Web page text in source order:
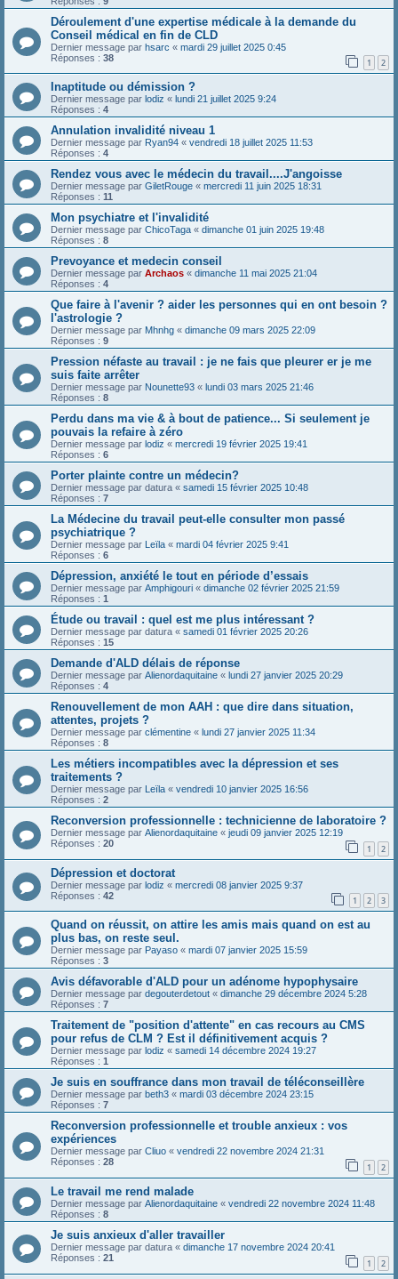
Déroulement d'une expertise médicale à la demande du
Conseil médical en fin de CLD
Dernier message par hsarc « mardi 29 juillet 2025 0:45
Réponses : 38 1 2
Inaptitude ou démission ?
Dernier message par lodiz « lundi 21 juillet 2025 9:24
Réponses : 4
Annulation invalidité niveau 1
Dernier message par Ryan94 « vendredi 18 juillet 2025 11:53
Réponses : 4
Rendez vous avec le médecin du travail....J'angoisse
Dernier message par GiletRouge « mercredi 11 juin 2025 18:31
Réponses : 11
Mon psychiatre et l'invalidité
Dernier message par ChicoTaga « dimanche 01 juin 2025 19:48
Réponses : 8
Prevoyance et medecin conseil
Dernier message par Archaos « dimanche 11 mai 2025 21:04
Réponses : 4
Que faire à l'avenir ? aider les personnes qui en ont besoin ?
l'astrologie ?
Dernier message par Mhnhg « dimanche 09 mars 2025 22:09
Réponses : 9
Pression néfaste au travail : je ne fais que pleurer er je me
suis faite arrêter
Dernier message par Nounette93 « lundi 03 mars 2025 21:46
Réponses : 8
Perdu dans ma vie & à bout de patience... Si seulement je
pouvais la refaire à zéro
Dernier message par lodiz « mercredi 19 février 2025 19:41
Réponses : 6
Porter plainte contre un médecin?
Dernier message par datura « samedi 15 février 2025 10:48
Réponses : 7
La Médecine du travail peut-elle consulter mon passé
psychiatrique ?
Dernier message par Leïla « mardi 04 février 2025 9:41
Réponses : 6
Dépression, anxiété le tout en période d’essais
Dernier message par Amphigouri « dimanche 02 février 2025 21:59
Réponses : 1
Étude ou travail : quel est me plus intéressant ?
Dernier message par datura « samedi 01 février 2025 20:26
Réponses : 15
Demande d'ALD délais de réponse
Dernier message par Alienordaquitaine « lundi 27 janvier 2025 20:29
Réponses : 4
Renouvellement de mon AAH : que dire dans situation,
attentes, projets ?
Dernier message par clémentine « lundi 27 janvier 2025 11:34
Réponses : 8
Les métiers incompatibles avec la dépression et ses
traitements ?
Dernier message par Leïla « vendredi 10 janvier 2025 16:56
Réponses : 2
Reconversion professionnelle : technicienne de laboratoire ?
Dernier message par Alienordaquitaine « jeudi 09 janvier 2025 12:19
Réponses : 20 1 2
Dépression et doctorat
Dernier message par lodiz « mercredi 08 janvier 2025 9:37
Réponses : 42 1 2 3
Quand on réussit, on attire les amis mais quand on est au
plus bas, on reste seul.
Dernier message par Payaso « mardi 07 janvier 2025 15:59
Réponses : 3
Avis défavorable d'ALD pour un adénome hypophysaire
Dernier message par degouterdetout « dimanche 29 décembre 2024 5:28
Réponses : 7
Traitement de "position d'attente" en cas recours au CMS
pour refus de CLM ? Est il définitivement acquis ?
Dernier message par lodiz « samedi 14 décembre 2024 19:27
Réponses : 1
Je suis en souffrance dans mon travail de téléconseillère
Dernier message par beth3 « mardi 03 décembre 2024 23:15
Réponses : 7
Reconversion professionnelle et trouble anxieux : vos
expériences
Dernier message par Cliuo « vendredi 22 novembre 2024 21:31
Réponses : 28 1 2
Le travail me rend malade
Dernier message par Alienordaquitaine « vendredi 22 novembre 2024 11:48
Réponses : 8
Je suis anxieux d'aller travailler
Dernier message par datura « dimanche 17 novembre 2024 20:41
Réponses : 21 1 2